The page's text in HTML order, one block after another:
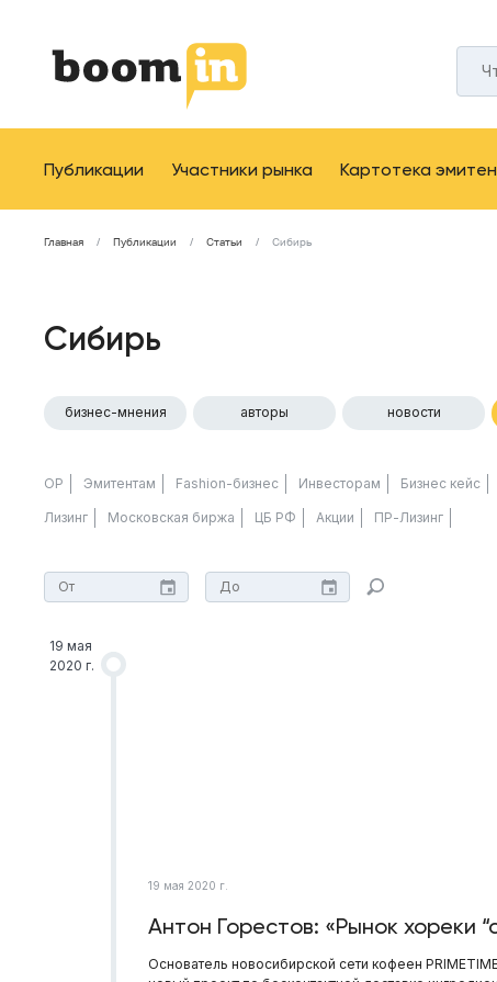
Публикации Участники рынка Картотека
Главная Публикации Статьи Сибирь
Сибирь
бизнес-мнения авторы новости
ОР Эмитентам Fashion-бизнес Инвесторам Бизнес кейс
Лизинг Московская биржа ЦБ РФ Акции ПР-Лизинг
19 мая
2020 г.
19 мая 2020 г.
Антон Горестов: «Рынок хореки
Основатель новосибирской сети кофеен